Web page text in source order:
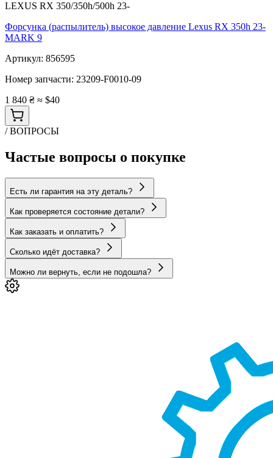
LEXUS RX 350/350h/500h 23-
Форсунка (распылитель) высокое давление Lexus RX 350h 23-
MARK 9
Артикул: 856595
Номер запчасти: 23209-F0010-09
1 840 ₴ ≈ $40
/ ВОПРОСЫ
Частые вопросы о покупке
Есть ли гарантия на эту деталь?
Как проверяется состояние детали?
Как заказать и оплатить?
Сколько идёт доставка?
Можно ли вернуть, если не подошла?